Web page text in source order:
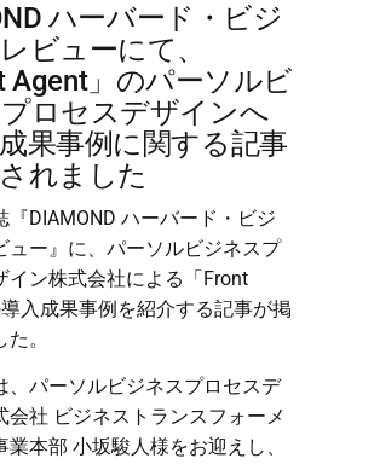
ハーバード・ビジ
ビューにて、
Agent」のパーソルビ
ロセスデザインへ
果事例に関する記事
れました
『DIAMOND ハーバード・ビジ
ュー』に、パーソルビジネスプ
イン株式会社による「Front
入成果事例を紹介する記事が掲
。
、パーソルビジネスプロセスデ
会社 ビジネストランスフォーメ
業本部 小坂駿人様をお迎えし、